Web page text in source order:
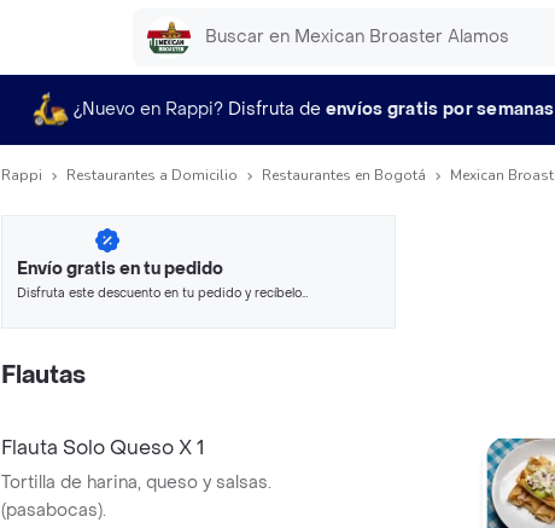
¿Nuevo en Rappi? Disfruta de envíos gratis por semanas
Rappi Restaurantes a Domicilio Restaurantes en Bogotá Mexican
Envío gratis en tu pedido
Disfruta este descuento en tu pedido y recíbelo
Flautas
Flauta Solo Queso X 1
Tortilla de harina, queso y salsas.
(pasabocas).